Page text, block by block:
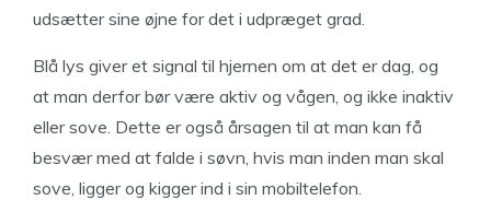
udsætter sine øjne for det i udpræget grad.
Blå lys giver et signal til hjernen om at det er dag, og
at man derfor bør være aktiv og vågen, og ikke inaktiv
eller sove. Dette er også årsagen til at man kan få
besvær med at falde i søvn, hvis man inden man skal
sove, ligger og kigger ind i sin mobiltelefon.